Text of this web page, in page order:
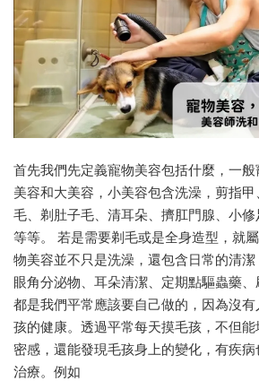
首先我們先定義寵物美容包括什麼，一
美容和大美容，小美容包含洗澡，剪指
毛、剃肚子毛、清耳朵、擠肛門腺、小
等等。 若是需要剃毛或是全身造型，就
物美容並不只是洗澡，還包含日常的清
眼角分泌物、耳朵清潔、定期點驅蟲藥、
都是我們平常應該要自己做的，因為沒
孩的健康。透過平常每天摸毛孩，不但
密感，還能發現毛孩身上的變化，有疾
治療。例如